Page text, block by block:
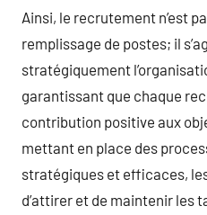
Ainsi, le recrutement n’est
remplissage de postes; il
stratégiquement
garantissant que chaque
contribution positive aux
mettant en place des
stratégiques et efficaces,
d’attirer et de maintenir les